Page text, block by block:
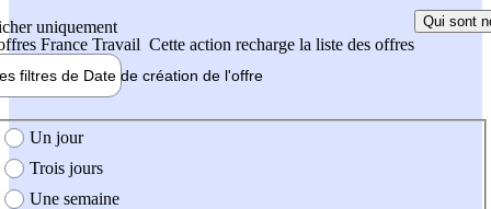
uniquement
France Travail Cette action recharge la liste des offres
Qui sont
filtres de Date de création de l'offre
création de l'offre
Un jour
Trois jours
Une semaine